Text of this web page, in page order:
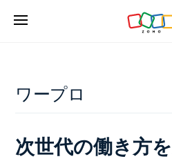
ワープロ
次世代の働き方